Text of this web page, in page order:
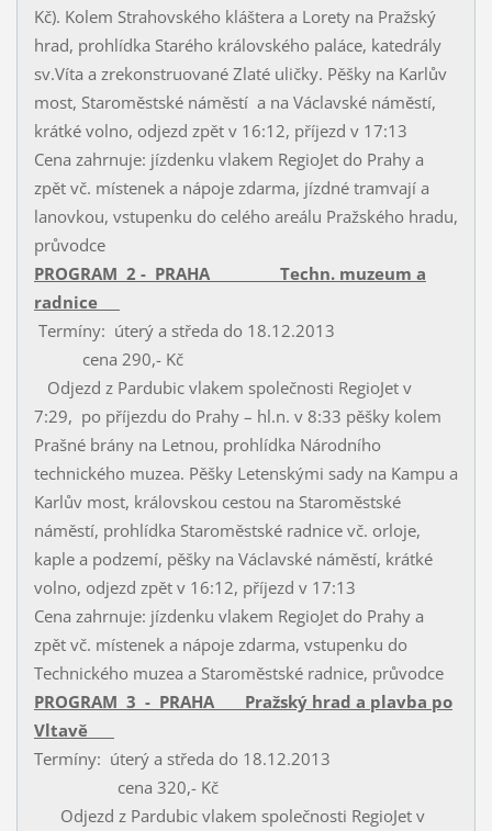
Kč). Kolem Strahovského kláštera a Lorety na Pražský
hrad, prohlídka Starého královského paláce, katedrály
sv.Víta a zrekonstruované Zlaté uličky. Pěšky na Karlův
most, Staroměstské náměstí a na Václavské náměstí,
krátké volno, odjezd zpět v 16:12, příjezd v 17:13
Cena zahrnuje: jízdenku vlakem RegioJet do Prahy a
zpět vč. místenek a nápoje zdarma, jízdné tramvají a
lanovkou, vstupenku do celého areálu Pražského hradu,
průvodce
PROGRAM 2 - PRAHA Techn. muzeum a
radnice
Termíny: úterý a středa do 18.12.2013
cena 290,- Kč
Odjezd z Pardubic vlakem společnosti RegioJet v
7:29, po příjezdu do Prahy – hl.n. v 8:33 pěšky kolem
Prašné brány na Letnou, prohlídka Národního
technického muzea. Pěšky Letenskými sady na Kampu a
Karlův most, královskou cestou na Staroměstské
náměstí, prohlídka Staroměstské radnice vč. orloje,
kaple a podzemí, pěšky na Václavské náměstí, krátké
volno, odjezd zpět v 16:12, příjezd v 17:13
Cena zahrnuje: jízdenku vlakem RegioJet do Prahy a
zpět vč. místenek a nápoje zdarma, vstupenku do
Technického muzea a Staroměstské radnice, průvodce
PROGRAM 3 - PRAHA Pražský hrad a plavba po
Vltavě
Termíny: úterý a středa do 18.12.2013
cena 320,- Kč
Odjezd z Pardubic vlakem společnosti RegioJet v